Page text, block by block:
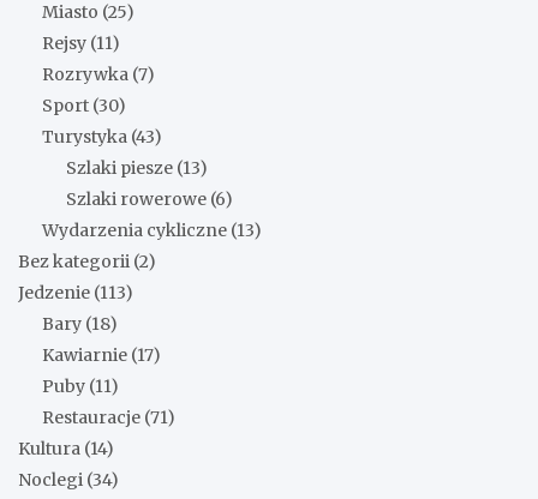
Miasto (25)
Rejsy (11)
Rozrywka (7)
Sport (30)
Turystyka (43)
Szlaki piesze (13)
Szlaki rowerowe (6)
Wydarzenia cykliczne (13)
Bez kategorii (2)
Jedzenie (113)
Bary (18)
Kawiarnie (17)
Puby (11)
Restauracje (71)
Kultura (14)
Noclegi (34)